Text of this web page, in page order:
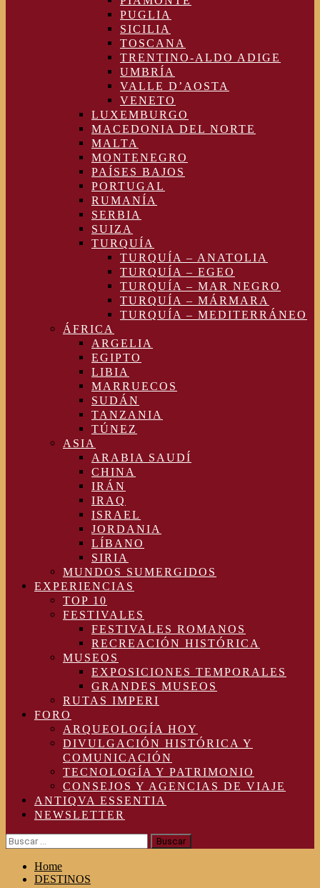
PUGLIA
SICILIA
TOSCANA
TRENTINO-ALDO ADIGE
UMBRÍA
VALLE D’AOSTA
VENETO
LUXEMBURGO
MACEDONIA DEL NORTE
MALTA
MONTENEGRO
PAÍSES BAJOS
PORTUGAL
RUMANÍA
SERBIA
SUIZA
TURQUÍA
TURQUÍA – ANATOLIA
TURQUÍA – EGEO
TURQUÍA – MAR NEGRO
TURQUÍA – MÁRMARA
TURQUÍA – MEDITERRÁNEO
ÁFRICA
ARGELIA
EGIPTO
LIBIA
MARRUECOS
SUDÁN
TANZANIA
TÚNEZ
ASIA
ARABIA SAUDÍ
CHINA
IRÁN
IRAQ
ISRAEL
JORDANIA
LÍBANO
SIRIA
MUNDOS SUMERGIDOS
EXPERIENCIAS
TOP 10
FESTIVALES
FESTIVALES ROMANOS
RECREACIÓN HISTÓRICA
MUSEOS
EXPOSICIONES TEMPORALES
GRANDES MUSEOS
RUTAS IMPERI
FORO
ARQUEOLOGÍA HOY
DIVULGACIÓN HISTÓRICA Y
COMUNICACIÓN
TECNOLOGÍA Y PATRIMONIO
CONSEJOS Y AGENCIAS DE VIAJE
ANTIQVA ESSENTIA
NEWSLETTER
Buscar:
Home
DESTINOS